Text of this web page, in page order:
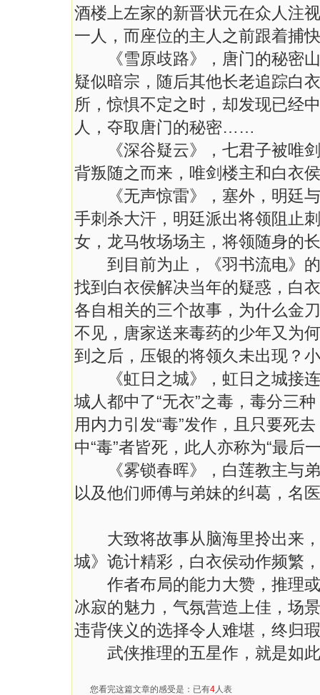
酒楼上左家的新晋状元在众人注
一人，而座位的主人之前跟着
《雪原歧路》，唐门的秘密山
疑似暗宗，随后其他长老追踪白
所，惊惧不定之时，却发现已经
人，夺取唐门的秘密……
《深谷疑云》，七君子被唯剑
背叛随之而来，唯剑楼主和白
《无声惊雷》，塞外，明廷与
手刺杀大汗，明廷派出将领阻止
女，龙马牧场场主，将领随身的
到目前为止，《羽书流电》的
找到白衣侯解决当年的疑惑，白
各自相关的三个故事，为什么金
不见，唐家送来毒药的少年又为
到之后，压银的将领久未出现
《虹日之城》，虹日之城接连
城人都中了“无衣”之毒，毒分三
用内力引发“毒”发作，且只要死
中“毒”者皆死，此人亦称为“最
《雾锁春晖》，白莲教主与弟
以及他们师傅与弟妹的纠葛，
大致将故事从脑海里拎出来，
城》诡计精彩，白衣侯动作频繁
作者布局的能力大赞，推理或
冰寂的魅力，气氛营造上佳，场
违背侠义的选择令人难堪，终归
武侠推理的五星作，就是如
您看完这篇文章的感受是：已有4人表